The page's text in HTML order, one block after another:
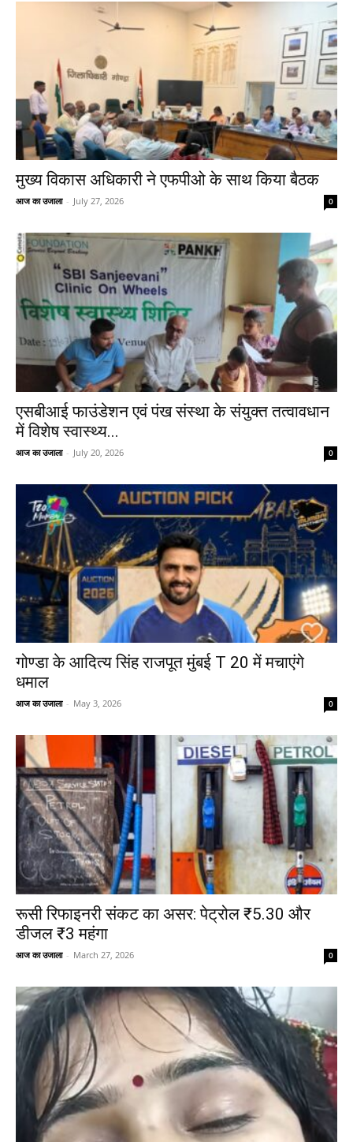
मुख्य विकास अधिकारी ने एफपीओ के साथ किया बैठक
आज का उजाला - July 27, 2026 0
एसबीआई फाउंडेशन एवं पंख संस्था के संयुक्त तत्वावधान
में विशेष स्वास्थ्य...
आज का उजाला - July 20, 2026 0
गोण्डा के आदित्य सिंह राजपूत मुंबई T 20 में मचाएंगे
धमाल
आज का उजाला - May 3, 2026 0
रूसी रिफाइनरी संकट का असर: पेट्रोल ₹5.30 और
डीजल ₹3 महंगा
आज का उजाला - March 27, 2026 0